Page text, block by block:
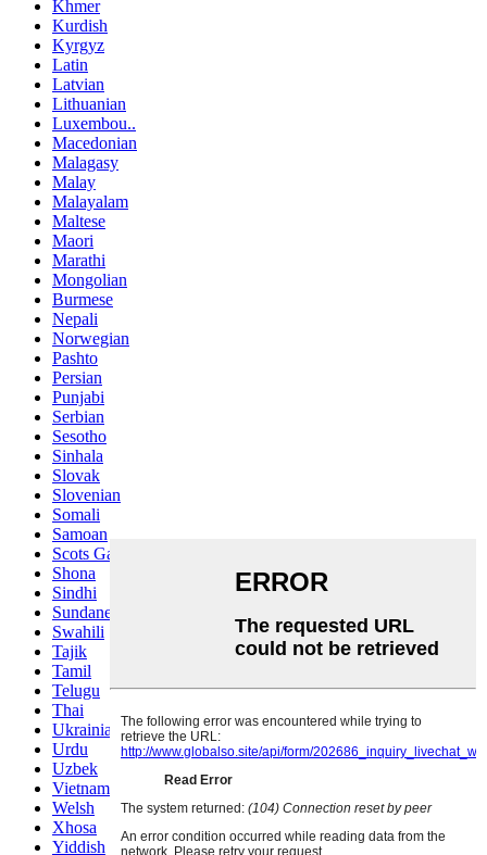
Khmer
Kurdish
Kyrgyz
Latin
Latvian
Lithuanian
Luxembou..
Macedonian
Malagasy
Malay
Malayalam
Maltese
Maori
Marathi
Mongolian
Burmese
Nepali
Norwegian
Pashto
Persian
Punjabi
Serbian
Sesotho
Sinhala
Slovak
Slovenian
Somali
Samoan
Scots Gaelic
Shona
Sindhi
Sundanese
Swahili
Tajik
Tamil
Telugu
Thai
Ukrainian
Urdu
Uzbek
Vietnamese
Welsh
Xhosa
Yiddish